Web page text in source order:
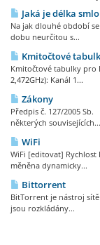
Jaká je délka
Na jak dlouhé období
dobu neurčitou s...
Kmitočtové
Kmitočtové tabulky pro
2,472GHz): Kanál 1...
Zákony
Předpis č. 127/2005
některých souvisejících...
WiFi
WiFi [editovat] Rychlost
měněna dynamicky...
Bittorrent
BitTorrent je nástroj
jsou rozkládány...